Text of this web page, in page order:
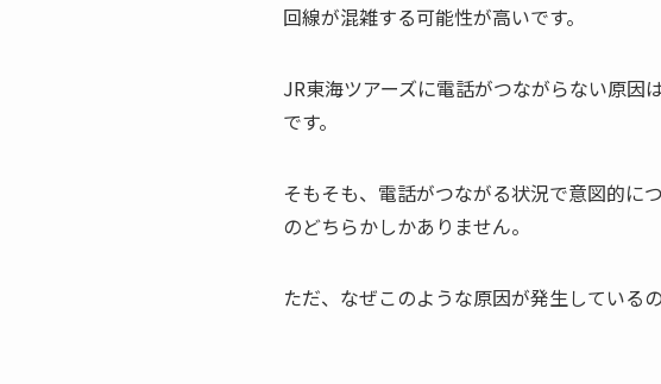
回線が混雑する可能性が高いです。
JR東海ツアーズに電話がつながらない原因
です。
そもそも、電話がつながる状況で意図的に
のどちらかしかありません。
ただ、なぜこのような原因が発生している